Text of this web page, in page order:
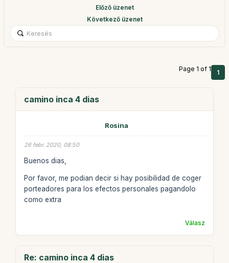
Előző üzenet
Következő üzenet
Page 1 of 1 1
camino inca 4 dias
Rosina
26 febr. 2020, 08:50
Buenos dias,
Por favor, me podian decir si hay posibilidad de coger
porteadores para los efectos personales pagandolo
como extra
Válasz
Re: camino inca 4 dias